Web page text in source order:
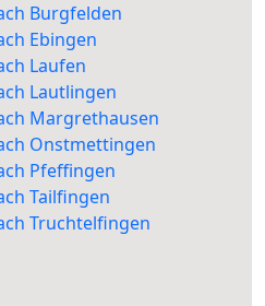
Burgfelden
Ebingen
Laufen
Lautlingen
Margrethausen
Onstmettingen
Pfeffingen
Tailfingen
Truchtelfingen